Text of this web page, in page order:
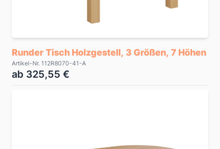
Runder Tisch Holzgestell, 3 Größen, 7 Höhen
Artikel-Nr. 112R8070-41-A
ab 325,55 €